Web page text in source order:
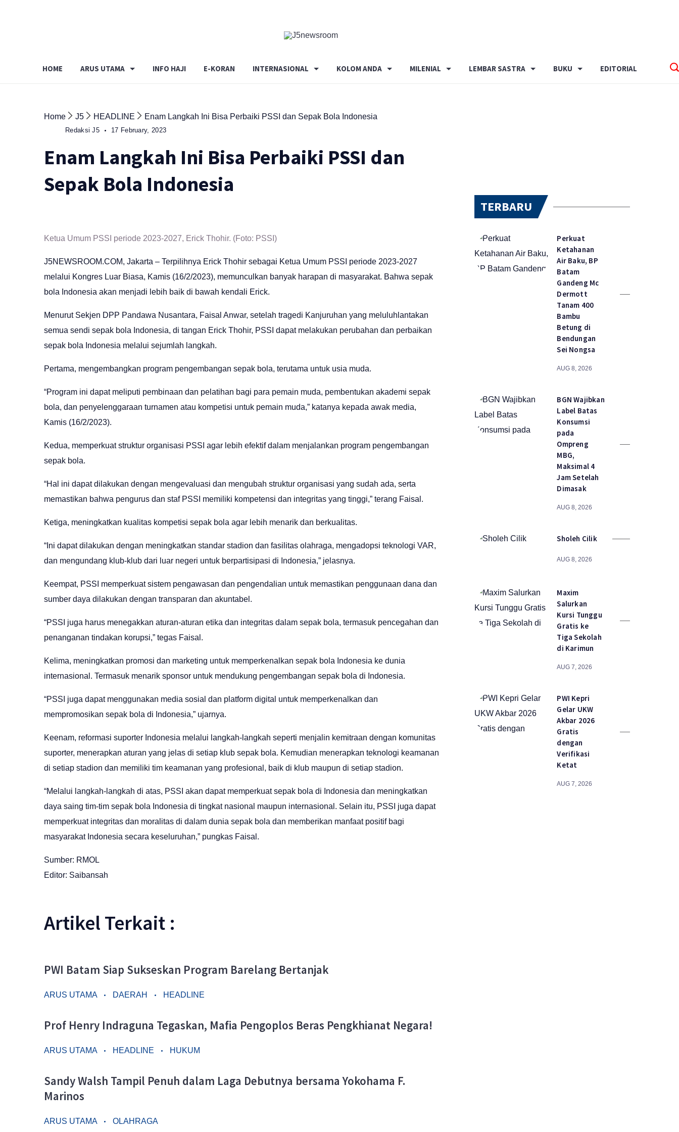
Pers
✔️
HOME ARUS UTAMA INFO HAJI E-KORAN INTERNASIONAL KOLOM ANDA MILENIAL LEMBAR SASTRA BUKU EDITORIAL
Home J5 HEADLINE Enam Langkah Ini Bisa Perbaiki PSSI dan Sepak Bola Indonesia
Redaksi J5 17 February, 2023
Enam Langkah Ini Bisa Perbaiki PSSI dan
Sepak Bola Indonesia
Ketua Umum PSSI periode 2023-2027, Erick Thohir. (Foto: PSSI)
J5NEWSROOM.COM, Jakarta – Terpilihnya Erick Thohir sebagai Ketua Umum PSSI periode 2023-2027
melalui Kongres Luar Biasa, Kamis (16/2/2023), memunculkan banyak harapan di masyarakat. Bahwa sepak
bola Indonesia akan menjadi lebih baik di bawah kendali Erick.
Menurut Sekjen DPP Pandawa Nusantara, Faisal Anwar, setelah tragedi Kanjuruhan yang meluluhlantakan
semua sendi sepak bola Indonesia, di tangan Erick Thohir, PSSI dapat melakukan perubahan dan perbaikan
sepak bola Indonesia melalui sejumlah langkah.
Pertama, mengembangkan program pengembangan sepak bola, terutama untuk usia muda.
“Program ini dapat meliputi pembinaan dan pelatihan bagi para pemain muda, pembentukan akademi sepak
bola, dan penyelenggaraan turnamen atau kompetisi untuk pemain muda,” katanya kepada awak media,
Kamis (16/2/2023).
Kedua, memperkuat struktur organisasi PSSI agar lebih efektif dalam menjalankan program pengembangan
sepak bola.
“Hal ini dapat dilakukan dengan mengevaluasi dan mengubah struktur organisasi yang sudah ada, serta
memastikan bahwa pengurus dan staf PSSI memiliki kompetensi dan integritas yang tinggi,” terang Faisal.
Ketiga, meningkatkan kualitas kompetisi sepak bola agar lebih menarik dan berkualitas.
“Ini dapat dilakukan dengan meningkatkan standar stadion dan fasilitas olahraga, mengadopsi teknologi VAR,
dan mengundang klub-klub dari luar negeri untuk berpartisipasi di Indonesia,” jelasnya.
Keempat, PSSI memperkuat sistem pengawasan dan pengendalian untuk memastikan penggunaan dana dan
sumber daya dilakukan dengan transparan dan akuntabel.
“PSSI juga harus menegakkan aturan-aturan etika dan integritas dalam sepak bola, termasuk pencegahan dan
penanganan tindakan korupsi,” tegas Faisal.
Kelima, meningkatkan promosi dan marketing untuk memperkenalkan sepak bola Indonesia ke dunia
internasional. Termasuk menarik sponsor untuk mendukung pengembangan sepak bola di Indonesia.
“PSSI juga dapat menggunakan media sosial dan platform digital untuk memperkenalkan dan
mempromosikan sepak bola di Indonesia,” ujarnya.
Keenam, reformasi suporter Indonesia melalui langkah-langkah seperti menjalin kemitraan dengan komunitas
suporter, menerapkan aturan yang jelas di setiap klub sepak bola. Kemudian menerapkan teknologi keamanan
di setiap stadion dan memiliki tim keamanan yang profesional, baik di klub maupun di setiap stadion.
“Melalui langkah-langkah di atas, PSSI akan dapat memperkuat sepak bola di Indonesia dan meningkatkan
daya saing tim-tim sepak bola Indonesia di tingkat nasional maupun internasional. Selain itu, PSSI juga dapat
memperkuat integritas dan moralitas di dalam dunia sepak bola dan memberikan manfaat positif bagi
masyarakat Indonesia secara keseluruhan,” pungkas Faisal.
Sumber: RMOL
Editor: Saibansah
Artikel Terkait :
PWI Batam Siap Sukseskan Program Barelang Bertanjak
ARUS UTAMA DAERAH HEADLINE
Prof Henry Indraguna Tegaskan, Mafia Pengoplos Beras Pengkhianat Negara!
ARUS UTAMA HEADLINE HUKUM
Sandy Walsh Tampil Penuh dalam Laga Debutnya bersama Yokohama F.
Marinos
ARUS UTAMA OLAHRAGA
TERBARU
Perkuat
Ketahanan
Air Baku, BP
Batam
Gandeng Mc
Dermott
Tanam 400
Bambu
Betung di
Bendungan
Sei Nongsa
AUG 8, 2026
BGN Wajibkan
Label Batas
Konsumsi
pada
Ompreng
MBG,
Maksimal 4
Jam Setelah
Dimasak
AUG 8, 2026
Sholeh Cilik
AUG 8, 2026
Maxim
Salurkan
Kursi Tunggu
Gratis ke
Tiga Sekolah
di Karimun
AUG 7, 2026
PWI Kepri
Gelar UKW
Akbar 2026
Gratis
dengan
Verifikasi
Ketat
AUG 7, 2026